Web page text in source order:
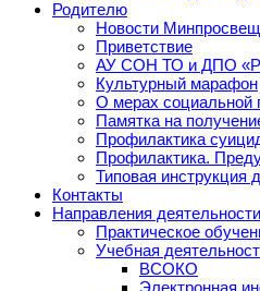
Родителю
Новости
Приветствие
АУ СОН ТО и ДПО
Культурный марафон
О мерах социальной
Памятка на
Профилактика
Профилактика.
Типовая инструкция
Контакты
Направления деятельности
Практическое
Учебная
ВСОКО
Электронная